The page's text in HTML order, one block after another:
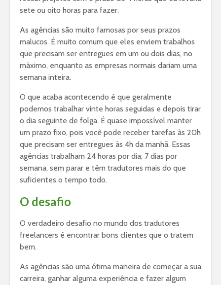
sete ou oito horas para fazer.
As agências são muito famosas por seus prazos
malucos. É muito comum que eles enviem trabalhos
que precisam ser entregues em um ou dois dias, no
máximo, enquanto as empresas normais dariam uma
semana inteira.
O que acaba acontecendo é que geralmente
podemos trabalhar vinte horas seguidas e depois tirar
o dia seguinte de folga. É quase impossível manter
um prazo fixo, pois você pode receber tarefas às 20h
que precisam ser entregues às 4h da manhã. Essas
agências trabalham 24 horas por dia, 7 dias por
semana, sem parar e têm tradutores mais do que
suficientes o tempo todo.
O desafio
O verdadeiro desafio no mundo dos tradutores
freelancers é encontrar bons clientes que o tratem
bem.
As agências são uma ótima maneira de começar a sua
carreira, ganhar alguma experiência e fazer algum